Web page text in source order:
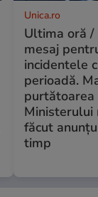
Unica.ro
Ultima oră /
mesaj
incidentele
perioadă.
purtătoarea
Ministerului
făcut
timp